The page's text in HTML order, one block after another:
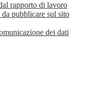
rapporto di lavoro
pubblicare sul sito
dei dati